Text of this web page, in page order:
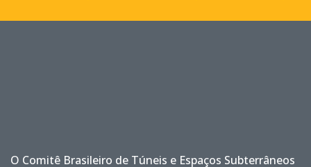
O Comitê Brasileiro de Túneis e Espaços Subterrâneos